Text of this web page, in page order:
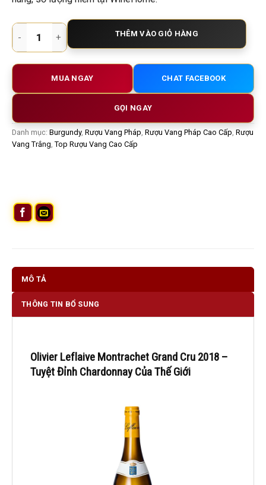
Rượu Vang Trắng Olivier Leflaive Montrachet Grand Cru
THÊM VÀO GIỎ HÀNG
MUA NGAY CHAT FACEBOOK
GỌI NGAY
Danh mục: Burgundy, Rượu Vang Pháp Rượu Vang Pháp Cao Cấp Rượu
Vang Trắng Top Rượu Vang Cao Cấp
MÔ TẢ
THÔNG TIN BỔ SUNG
Olivier Leflaive Montrachet Grand Cru 2018 –
Tuyệt Đỉnh Chardonnay Của Thế Giới